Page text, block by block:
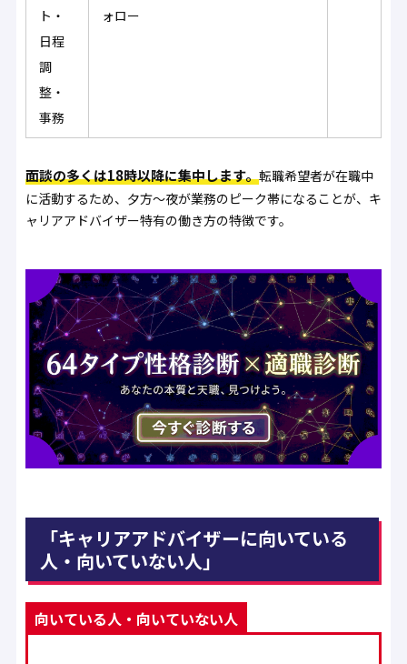
ト・
日程
調
整・
事務
ォロー
面談の多くは18時以降に集中します。転職希望者が在職中
に活動するため、夕方〜夜が業務のピーク帯になることが、キ
ャリアアドバイザー特有の働き方の特徴です。
「キャリアアドバイザーに向いている
人・向いていない人」
向いている人・向いていない人